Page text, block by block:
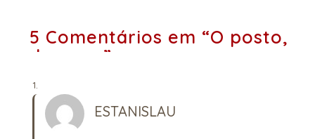
5 Comentários em “O posto,
de novo”
ESTANISLAU